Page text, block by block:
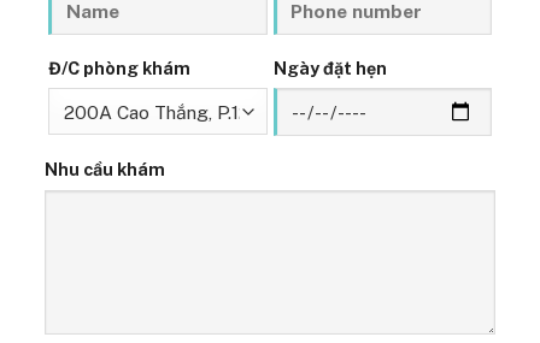
Đ/C phòng khám Ngày đặt hẹn
Nhu cầu khám